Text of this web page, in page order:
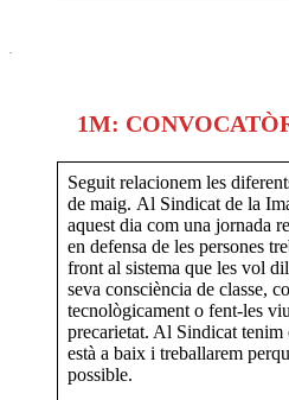
.
1M:
Seguit relacionem les
de maig. Al Sindicat de la
aquest dia com una jornada
en defensa de les persones
front al sistema que les vol
seva consciència de classe,
tecnològicament o fent-les
precarietat. Al Sindicat tenim
està a baix i treballarem
possible.